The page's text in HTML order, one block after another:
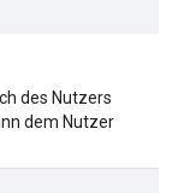
des Nutzers
dem Nutzer